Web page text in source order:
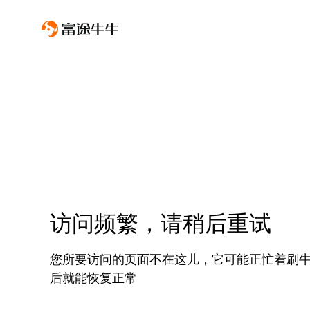
访问频繁，请稍后重试
您所要访问的页面不在这儿，它可能正忙着刷
后就能恢复正常